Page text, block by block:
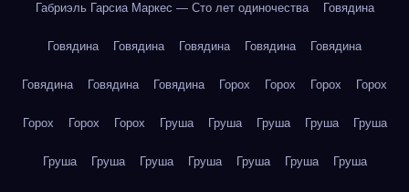
Габриэль Гарсиа Маркес — Сто лет одиночества Говядина
Говядина Говядина Говядина Говядина Говядина
Говядина Говядина Говядина Горох Горох Горох Горох
Горох Горох Горох Груша Груша Груша Груша Груша
Груша Груша Груша Груша Груша Груша Груша